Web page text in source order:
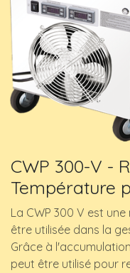
CWP 300-V -
Température
La CWP 300 V est
être utilisée dans la
Grâce à
peut être utilisé pour